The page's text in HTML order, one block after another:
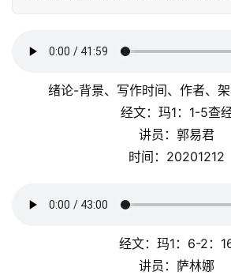
绪论-背景、写作时间、作者、
经文：玛1：1-5查
讲员：郭易君
时间：20201212
经文：玛1：6-2：
讲员：萨林娜